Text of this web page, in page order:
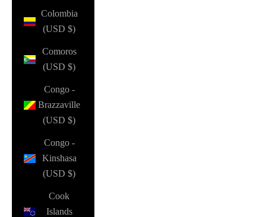
Colombia
(USD $)
Comoros
(USD $)
Congo -
Brazzaville
(USD $)
Congo -
Kinshasa
(USD $)
Cook
Islands